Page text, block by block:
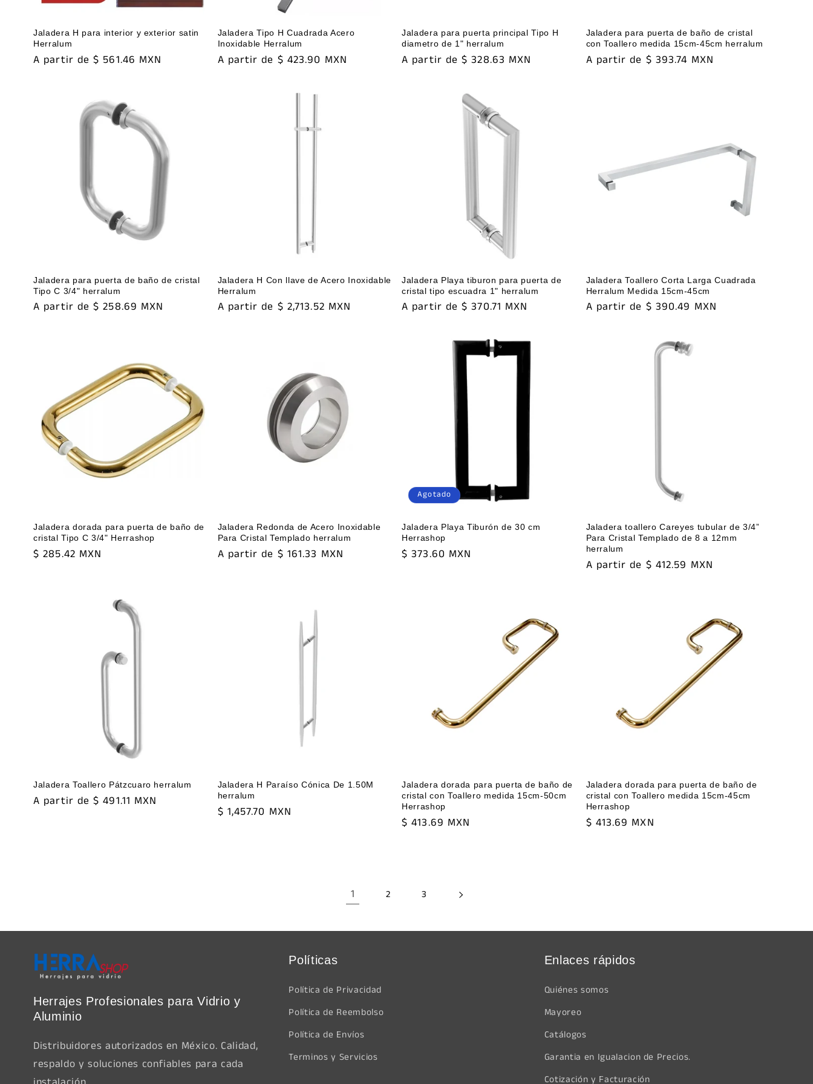
Jaladera H para interior y exterior satin
Herralum
Precio
A partir de $ 561.46 MXN
Jaladera Tipo H Cuadrada Acero
Inoxidable Herralum
Precio
A partir de $ 423.90 MXN
Jaladera para puerta principal Tipo H
diametro de 1" herralum
Precio
A partir de $ 328.63 MXN
Jaladera para puerta de baño de cristal
con Toallero medida 15cm-45cm herralum
Precio
A partir de $ 393.74 MXN
Jaladera para puerta de baño de cristal
Tipo C 3/4" herralum
Precio
A partir de $ 258.69 MXN
Jaladera H Con llave de Acero Inoxidable
Herralum
Precio
A partir de $ 2,713.52 MXN
Jaladera Playa tiburon para puerta de
cristal tipo escuadra 1" herralum
Precio
A partir de $ 370.71 MXN
Jaladera Toallero Corta Larga Cuadrada
Herralum Medida 15cm-45cm
Precio
A partir de $ 390.49 MXN
Jaladera dorada para puerta de baño de
cristal Tipo C 3/4" Herrashop
Precio
$ 285.42 MXN
Jaladera Redonda de Acero Inoxidable
Para Cristal Templado herralum
Precio
A partir de $ 161.33 MXN
Agotado
Jaladera Playa Tiburón de 30 cm
Herrashop
Precio
$ 373.60 MXN
Jaladera toallero Careyes tubular de 3/4”
Para Cristal Templado de 8 a 12mm
herralum
Precio
A partir de $ 412.59 MXN
Jaladera Toallero Pátzcuaro herralum
Precio
A partir de $ 491.11 MXN
Jaladera H Paraíso Cónica De 1.50M
herralum
Precio
$ 1,457.70 MXN
Jaladera dorada para puerta de baño de
cristal con Toallero medida 15cm-50cm
Herrashop
Precio
$ 413.69 MXN
Jaladera dorada para puerta de baño de
cristal con Toallero medida 15cm-45cm
Herrashop
Precio
$ 413.69 MXN
1 2 3
Herrajes Profesionales para Vidrio y
Aluminio
Distribuidores autorizados en México. Calidad,
respaldo y soluciones confiables para cada
Políticas
Política de Privacidad
Política de Reembolso
Política de Envíos
Terminos y Servicios
Enlaces rápidos
Quiénes somos
Mayoreo
Catálogos
Garantia en Igualacion de Precios.
Cotización y Facturación